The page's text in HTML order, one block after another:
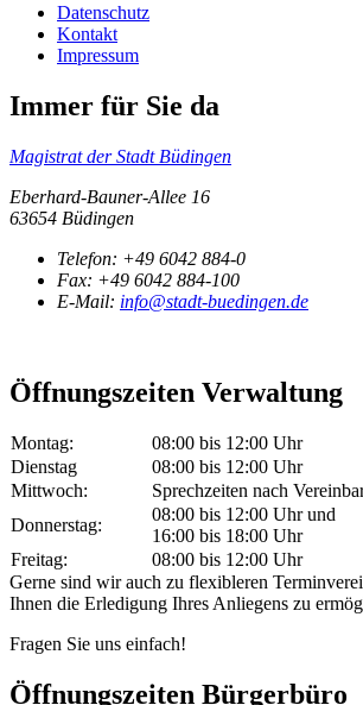
Datenschutz
Kontakt
Impressum
Immer für Sie da
Magistrat der Stadt Büdingen
Eberhard-Bauner-Allee 16
63654 Büdingen
Telefon: +49 6042 884-0
Fax: +49 6042 884-100
E-Mail: info@stadt-buedingen.de
Öffnungszeiten Verwaltung
Montag:
08:00 bis 12:00 Uhr
Dienstag
08:00 bis 12:00 Uhr
Mittwoch:
Sprechzeiten nach
Donnerstag:
08:00 bis 12:00 Uhr und
16:00 bis 18:00 Uhr
Freitag:
08:00 bis 12:00 Uhr
Gerne sind wir auch zu flexibleren
Ihnen die Erledigung Ihres Anliegens zu
Fragen Sie uns einfach!
Öffnungszeiten Bürgerbüro